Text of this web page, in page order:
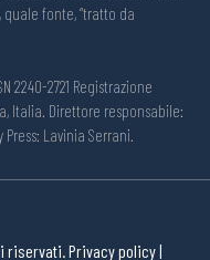
fonte, “tratto da
2240-2721 Registrazione
Italia. Direttore responsabile:
Press: Lavinia Serrani.
riservati.Privacy policy|